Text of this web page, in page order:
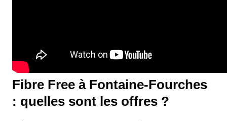
Fibre Free à Fontaine-Fourches
: quelles sont les offres ?